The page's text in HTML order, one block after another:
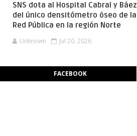
SNS dota al Hospital Cabral y Báez
del único densitómetro óseo de la
Red Pública en la región Norte
Unknown Jul 20, 2026
FACEBOOK